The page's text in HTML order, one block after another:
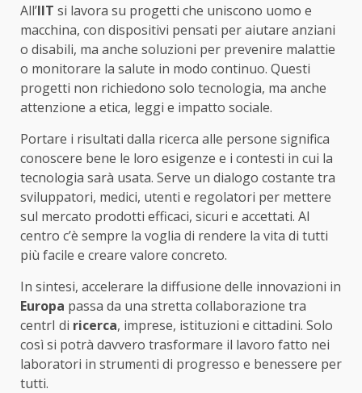
All’IIT si lavora su progetti che uniscono uomo e
macchina, con dispositivi pensati per aiutare anziani
o disabili, ma anche soluzioni per prevenire malattie
o monitorare la salute in modo continuo. Questi
progetti non richiedono solo tecnologia, ma anche
attenzione a etica, leggi e impatto sociale.
Portare i risultati dalla ricerca alle persone significa
conoscere bene le loro esigenze e i contesti in cui la
tecnologia sarà usata. Serve un dialogo costante tra
sviluppatori, medici, utenti e regolatori per mettere
sul mercato prodotti efficaci, sicuri e accettati. Al
centro c’è sempre la voglia di rendere la vita di tutti
più facile e creare valore concreto.
In sintesi, accelerare la diffusione delle innovazioni in
Europa passa da una stretta collaborazione tra
centrI di ricerca, imprese, istituzioni e cittadini. Solo
così si potrà davvero trasformare il lavoro fatto nei
laboratori in strumenti di progresso e benessere per
tutti.